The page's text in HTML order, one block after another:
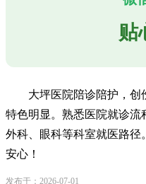
贴
大坪医院陪诊陪护，创
特色明显。熟悉医院就诊流
外科、眼科等科室就医路
安心！
发布于：2026-07-01